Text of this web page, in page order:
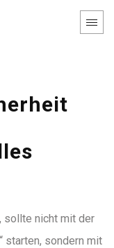
sollte nicht mit der
starten, sondern mit